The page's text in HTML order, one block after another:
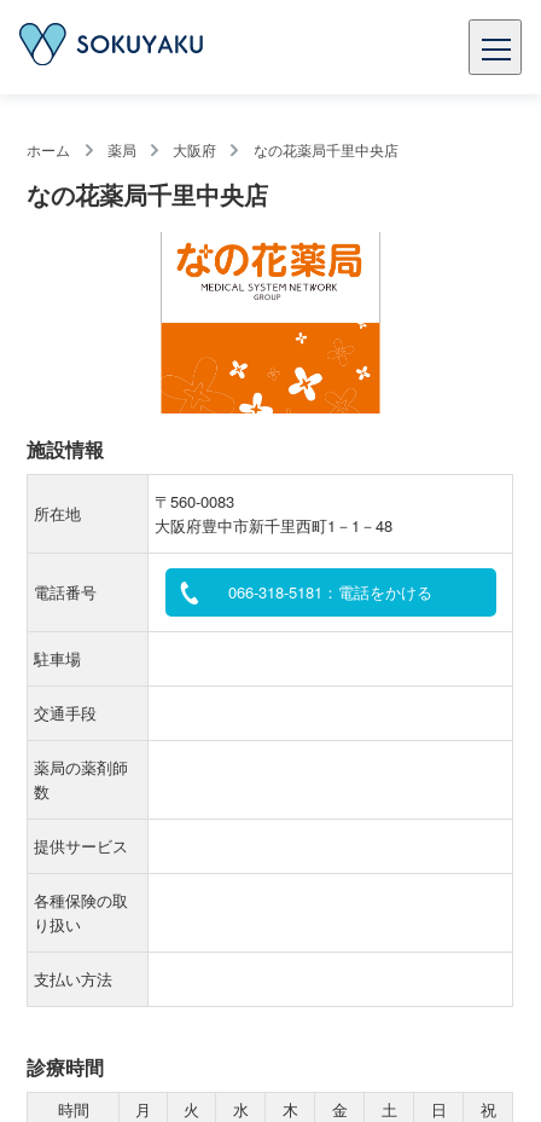
ホーム 薬局 大阪府 なの花薬局千里中央店
なの花薬局千里中央店
施設情報
所在地
〒560-0083
大阪府豊中市新千里西町1－1－48
電話番号 066-318-5181：電話をかける
駐車場
交通手段
薬局の薬剤師
数
提供サービス
各種保険の取
り扱い
支払い方法
診療時間
時間 月 火 水 木 金 土 日
祝